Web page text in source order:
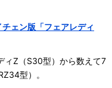
ェン版「フェアレディ
Z（S30型）から数えて7
型）。